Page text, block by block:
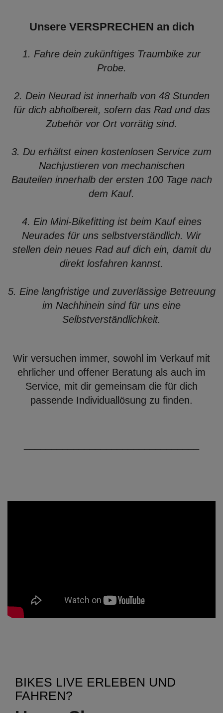
Unsere VERSPRECHEN an dich
1. Fahre dein zukünftiges Traumbike zur
Probe.
2. Dein Neurad ist innerhalb von 48 Stunden
für dich abholbereit, sofern das Rad und das
Zubehör vor Ort vorrätig sind.
3. Du erhältst einen kostenlosen Service zum
Nachjustieren von mechanischen
Bauteilen innerhalb der ersten 100 Tage nach
dem Kauf.
4. Ein Mini-Bikefitting ist beim Kauf eines
Neurades für uns selbstverständlich. Wir
stellen dein neues Rad auf dich ein, damit du
direkt losfahren kannst.
5. Eine langfristige und zuverlässige Betreuung
im Nachhinein sind für uns eine
Selbstverständlichkeit.
Wir versuchen immer, sowohl im Verkauf mit
ehrlicher und offener Beratung als auch im
Service, mit dir gemeinsam die für dich
passende Individuallösung zu finden.
BIKES LIVE ERLEBEN UND
FAHREN?